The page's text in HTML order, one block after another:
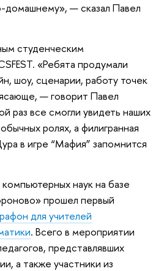
домашнему», — сказал Павел
студенческим
«Ребята продумали
шоу, сценарии, работу точек
— говорит Павел
раз все смогли увидеть наших
ролях, а филигранная
в игре “Мафия” запомнится
наук на базе
прошел первый
для учителей
. Всего в мероприятии
представлявших
а также участники из